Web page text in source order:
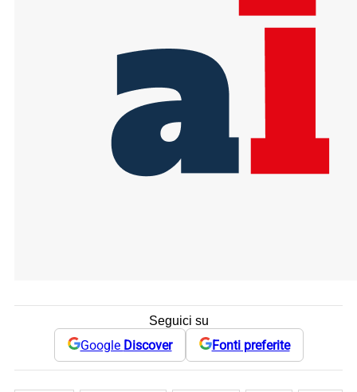
Seguici su
Google Discover Fonti preferite